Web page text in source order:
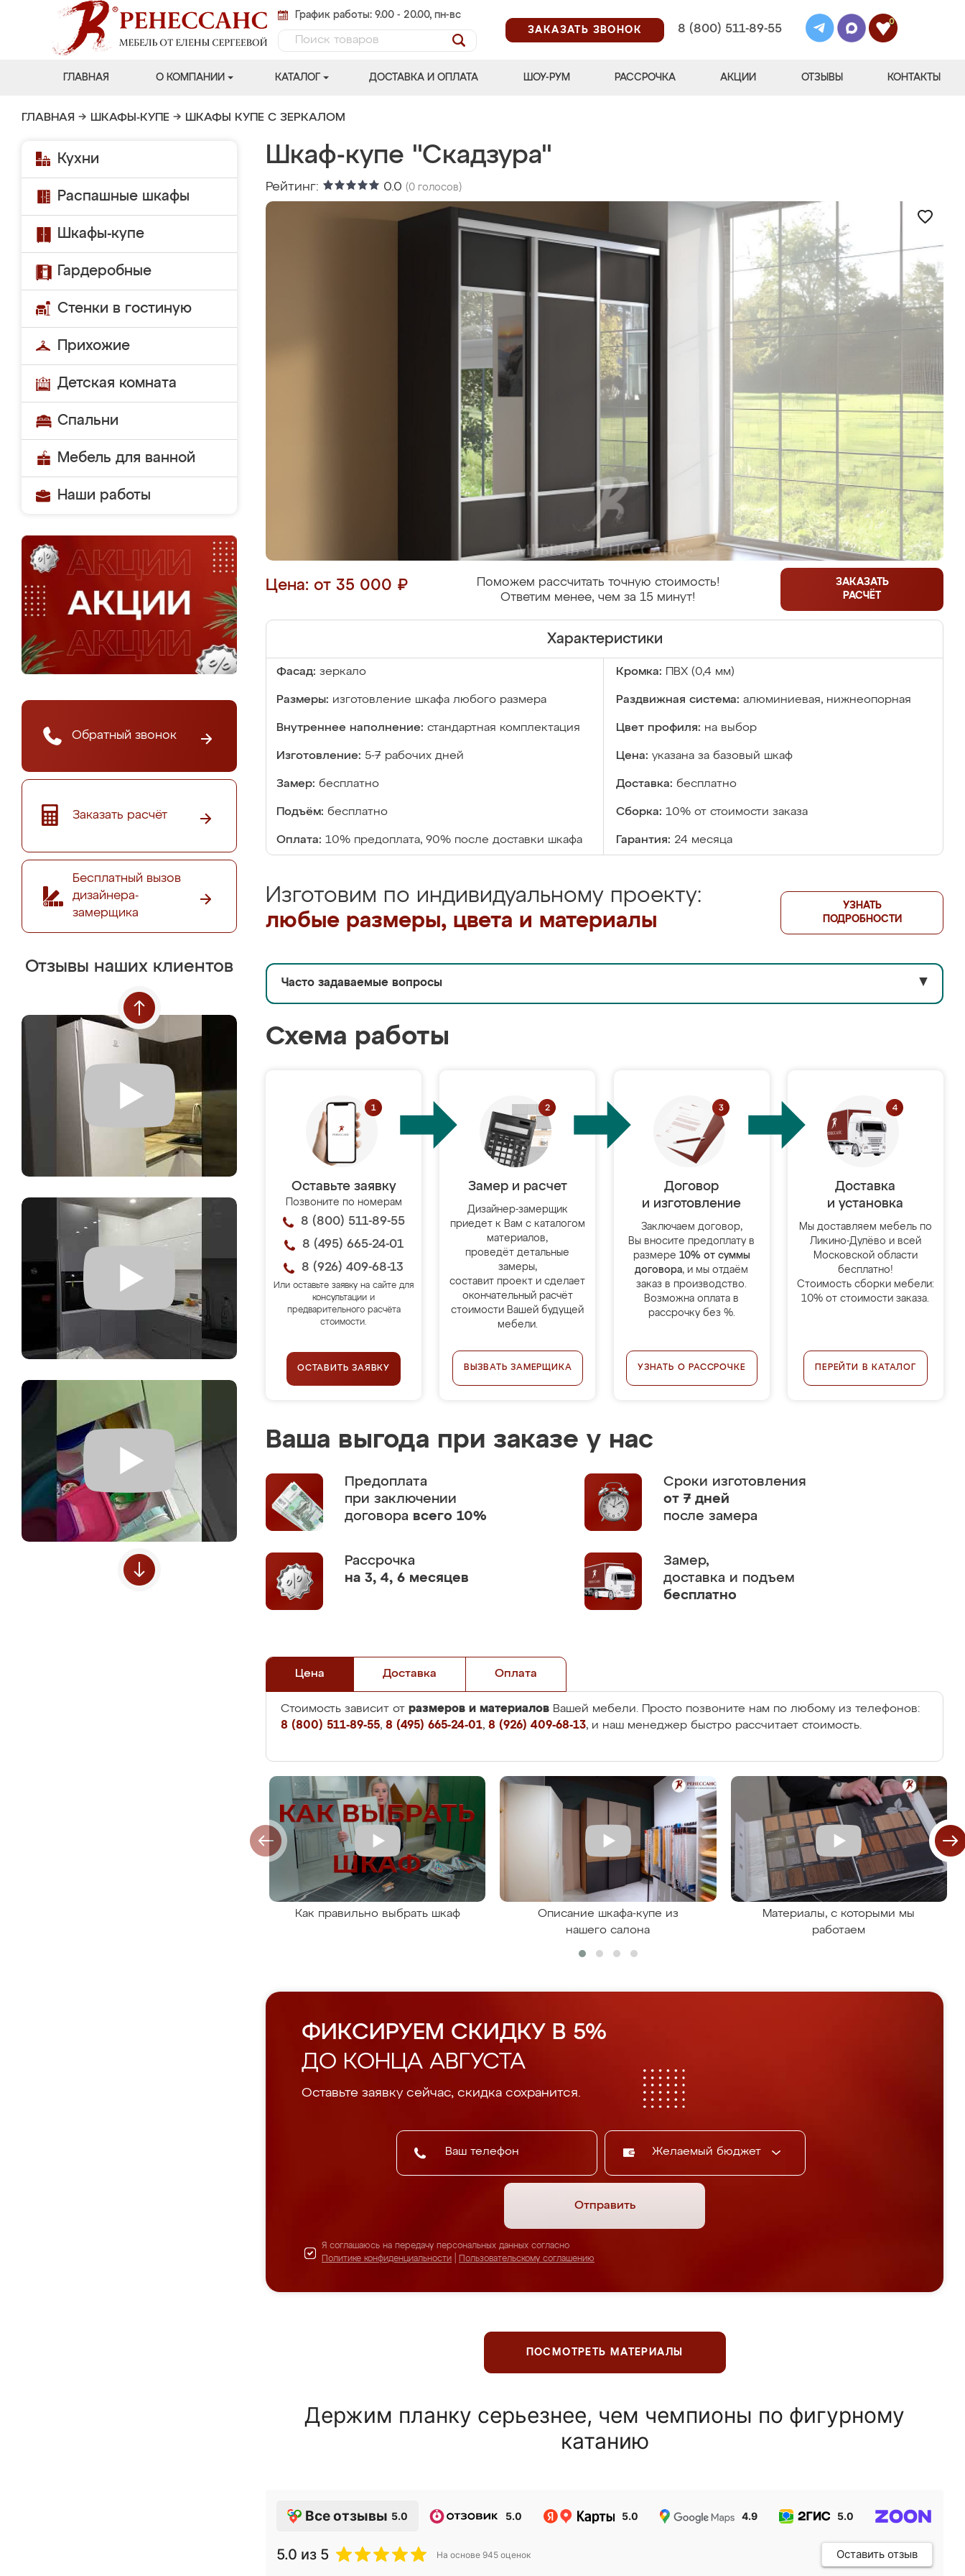
График работы: 9.00 - 20.00, пн-вс
ЗАКАЗАТЬ ЗВОНОК
8 (800) 511-89-55
0
ГЛАВНАЯ О КОМПАНИИ КАТАЛОГ ДОСТАВКА И ОПЛАТА ШОУ-РУМ РАССРОЧКА АКЦИИ ОТЗЫВЫ КОНТАКТЫ
ГЛАВНАЯ → ШКАФЫ-КУПЕ → ШКАФЫ КУПЕ С ЗЕРКАЛОМ
Кухни
Распашные шкафы
Шкафы-купе
Гардеробные
Стенки в гостиную
Прихожие
Детская комната
Спальни
Мебель для ванной
Наши работы
Обратный звонок
Заказать расчёт
Бесплатный вызов
дизайнера-
замерщика
Отзывы наших клиентов
Шкаф-купе "Скадзура"
Рейтинг: 0.0 (0 голосов)
Цена: от 35 000 ₽
Поможем рассчитать точную стоимость!
Ответим менее, чем за 15 минут!
ЗАКАЗАТЬ
РАСЧЁТ
Характеристики
Фасад: зеркало Кромка: ПВХ (0,4 мм)
Размеры: изготовление шкафа любого размера Раздвижная система: алюминиевая, нижнеопорная
Внутреннее наполнение: стандартная комплектация Цвет профиля: на выбор
Изготовление: 5-7 рабочих дней Цена: указана за базовый шкаф
Замер: бесплатно Доставка: бесплатно
Подъём: бесплатно Сборка: 10% от стоимости заказа
Оплата: 10% предоплата, 90% после доставки шкафа Гарантия: 24 месяца
Изготовим по индивидуальному проекту:
любые размеры, цвета и материалы
УЗНАТЬ
ПОДРОБНОСТИ
Часто задаваемые вопросы ▼
Схема работы
Оставьте заявку
Позвоните по номерам
8 (800) 511-89-55
8 (495) 665-24-01
8 (926) 409-68-13
Или оставьте заявку на сайте для
консультации и
предварительного расчёта
стоимости.
ОСТАВИТЬ ЗАЯВКУ
Замер и расчет
Дизайнер-замерщик
приедет к Вам с каталогом
материалов,
проведёт детальные
замеры,
составит проект и сделает
окончательный расчёт
стоимости Вашей будущей
мебели.
ВЫЗВАТЬ ЗАМЕРЩИКА
Договор
и изготовление
Заключаем договор,
Вы вносите предоплату в
размере 10% от суммы
договора, и мы отдаём
заказ в производство.
Возможна оплата в
рассрочку без %.
УЗНАТЬ О РАССРОЧКЕ
Доставка
и установка
Мы доставляем мебель по
Ликино-Дулёво и всей
Московской области
бесплатно!
Стоимость сборки мебели:
10% от стоимости заказа.
ПЕРЕЙТИ В КАТАЛОГ
Ваша выгода при заказе у нас
Предоплата
при заключении
договора всего 10%
Сроки изготовления
от 7 дней
после замера
Рассрочка
на 3, 4, 6 месяцев
Замер,
доставка и подъем
бесплатно
Цена Доставка Оплата
Стоимость зависит от размеров и материалов Вашей мебели. Просто позвоните нам по любому из телефонов:
8 (800) 511-89-55, 8 (495) 665-24-01, 8 (926) 409-68-13, и наш менеджер быстро рассчитает стоимость.
Как правильно выбрать шкаф
Описание шкафа-купе из
нашего салона
Материалы, с которыми мы
работаем
ФИКСИРУЕМ СКИДКУ В 5%
ДО КОНЦА АВГУСТА
Оставьте заявку сейчас, скидка сохранится.
Желаемый бюджет
Отправить
Я соглашаюсь на передачу персональных данных согласно
Политике конфиденциальности
Пользовательскому соглашению
ПОСМОТРЕТЬ МАТЕРИАЛЫ
Держим планку серьезнее, чем чемпионы по фигурному
катанию
Все отзывы 5.0 5.0 5.0 4.9 5.0
5.0 из 5 На основе 945 оценок Оставить отзыв